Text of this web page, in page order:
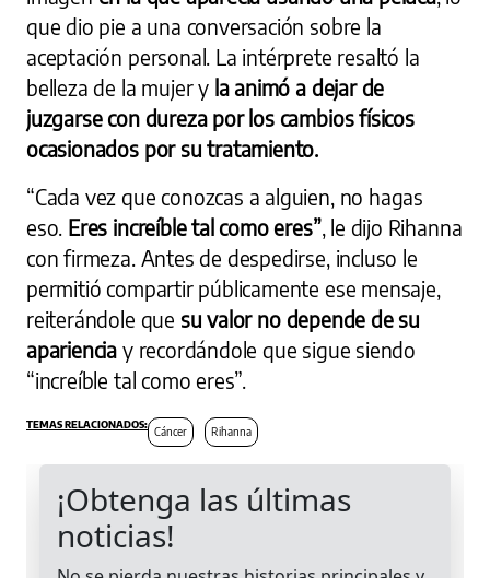
que dio pie a una conversación sobre la
aceptación personal. La intérprete resaltó la
belleza de la mujer y la animó a dejar de
juzgarse con dureza por los cambios físicos
ocasionados por su tratamiento.
“Cada vez que conozcas a alguien, no hagas
eso. Eres increíble tal como eres”, le dijo Rihanna
con firmeza. Antes de despedirse, incluso le
permitió compartir públicamente ese mensaje,
reiterándole que su valor no depende de su
apariencia y recordándole que sigue siendo
“increíble tal como eres”.
Cáncer Rihanna